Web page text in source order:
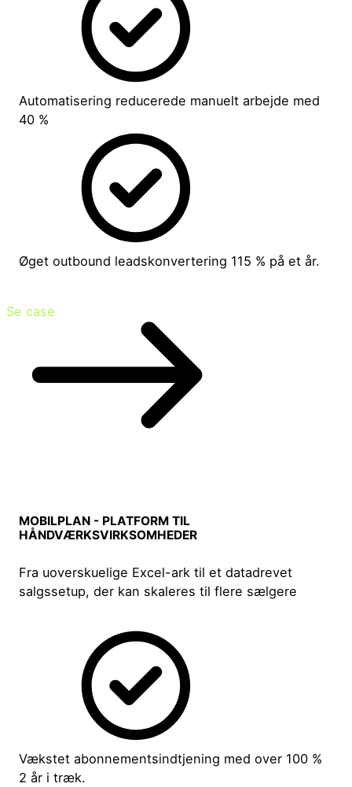
Automatisering reducerede manuelt arbejde med
40 %
Øget outbound leadskonvertering 115 % på et år.
Se case
MOBILPLAN - PLATFORM TIL
HÅNDVÆRKSVIRKSOMHEDER
Fra uoverskuelige Excel-ark til et datadrevet
salgssetup, der kan skaleres til flere sælgere
Vækstet abonnementsindtjening med over 100 %
2 år i træk.